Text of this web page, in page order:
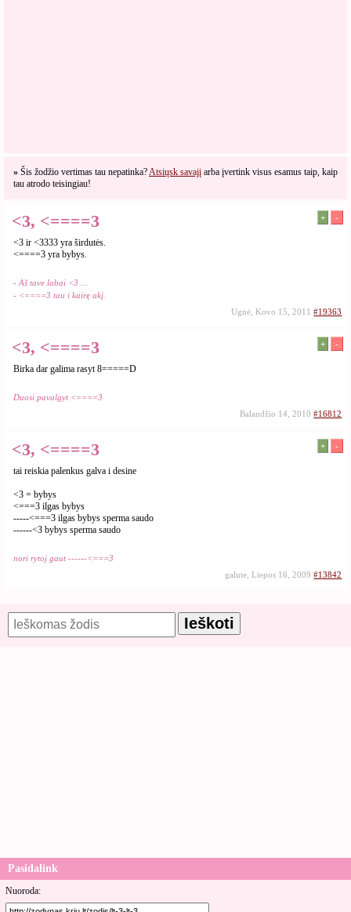
» Šis žodžio vertimas tau nepatinka?Atsiųsk savajį arba įvertink visus esamus taip, kaip
tau atrodo teisingiau!
<3, <====3 + -
<3 ir <3333 yra širdutės.
<====3 yra bybys.
- Aš tave labai <3 ...
- <====3 tau i kairę akį.
Ugnė, Kovo 15, 2011#19363
<3, <====3 + -
Birka dar galima rasyt 8=====D
Duosi pavalgyt <====3
Balandžio 14, 2010#16812
<3, <====3 + -
tai reiskia palenkus galva i desine
<3 = bybys
<===3 ilgas bybys
-----<===3 ilgas bybys sperma saudo
------<3 bybys sperma saudo
nori rytoj gaut ------<===3
galute, Liepos 16, 2009#13842
Pasidalink
Nuoroda: